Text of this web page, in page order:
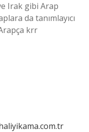
Irak gibi Arap
da tanımlayıcı
krr